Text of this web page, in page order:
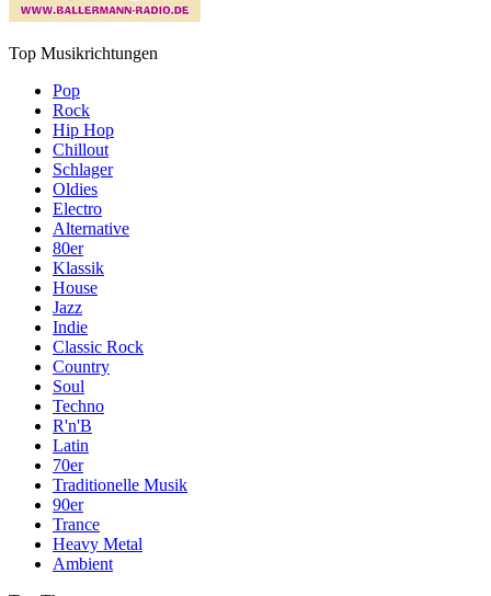
Top Musikrichtungen
Pop
Rock
Hip Hop
Chillout
Schlager
Oldies
Electro
Alternative
80er
Klassik
House
Jazz
Indie
Classic Rock
Country
Soul
Techno
R'n'B
Latin
70er
Traditionelle Musik
90er
Trance
Heavy Metal
Ambient